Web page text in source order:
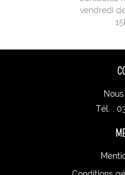
vendredi
Tél. :